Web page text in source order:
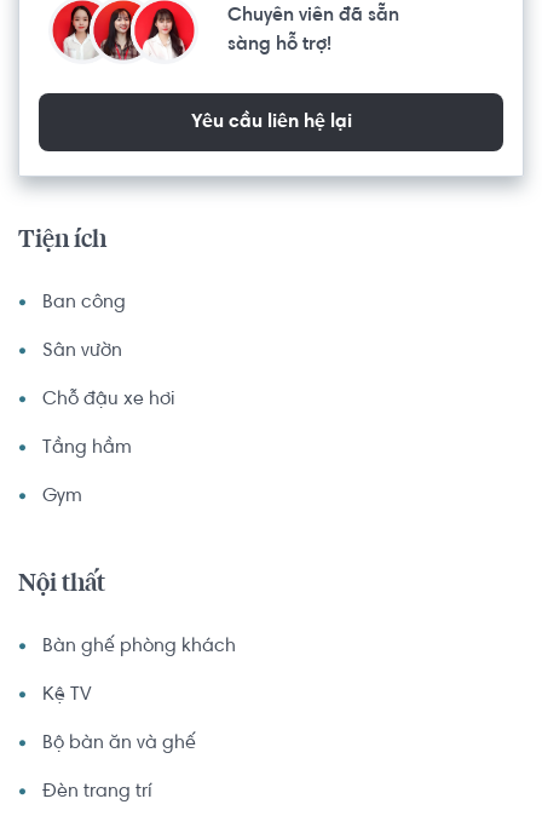
Chuyên viên đã sẵn
sàng hỗ trợ!
Yêu cầu liên hệ lại
Tiện ích
Ban công
Sân vườn
Chỗ đậu xe hơi
Tầng hầm
Gym
Nội thất
Bàn ghế phòng khách
Kệ TV
Bộ bàn ăn và ghế
Đèn trang trí